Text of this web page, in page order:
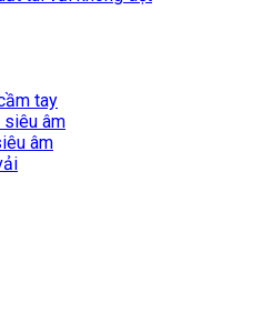
tay
siêu âm
âm